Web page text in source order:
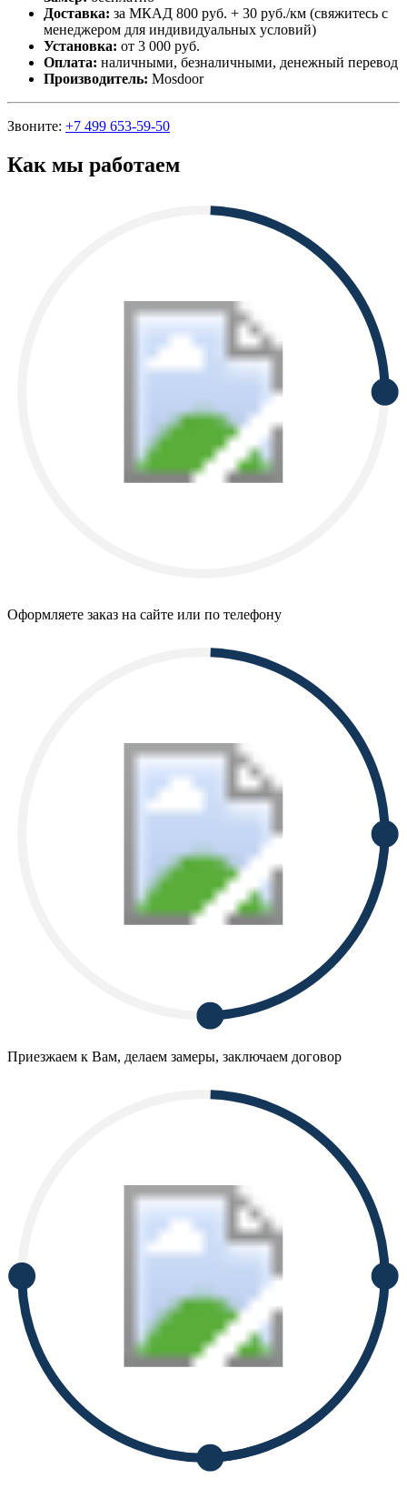
Доставка: за МКАД 800 руб. + 30 руб./км (свяжитесь с
менеджером для индивидуальных условий)
Установка: от 3 000 руб.
Оплата: наличными, безналичными, денежный перевод
Производитель: Mosdoor
Звоните: +7 499 653-59-50
Как мы работаем
Оформляете заказ на сайте или по телефону
Приезжаем к Вам, делаем замеры, заключаем договор